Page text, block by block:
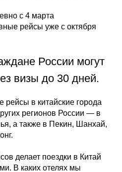
с 4 марта
рейсы уже с октября
России могут
визы до 30 дней.
в китайские города
регионов России — в
а также в Пекин, Шанхай,
делает поездки в Китай
В каких отелях мы